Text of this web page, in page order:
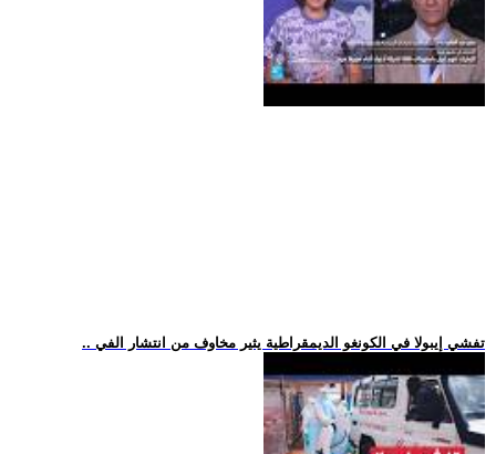
.. تفشي إيبولا في الكونغو الديمقراطية يثير مخاوف من انتشار الفي